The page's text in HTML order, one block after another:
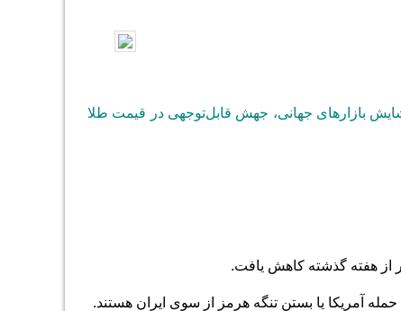
بازارهای جهانی، جهش قابل‌توجهی در قیمت طلا
از هفته گذشته کاهش یافت.
آمریکا یا بستن تنگه هرمز از سوی ایران هستند.